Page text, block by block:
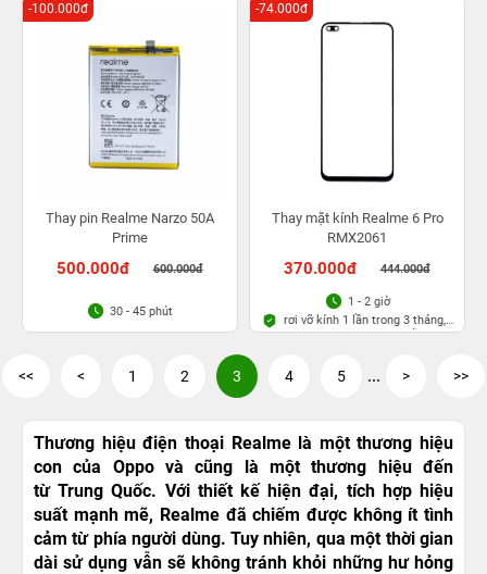
Thay pin Realme Narzo 50A
Prime
500.000đ 600.000đ
-100.000đ
30 - 45 phút
Thay mặt kính Realme 6 Pro
RMX2061
370.000đ 444.000đ
-74.000đ
1 - 2 giờ
rơi vỡ kính 1 lần trong 3 tháng,
Bảo hành bụi bọt vĩnh viễn
<< < 1 2 3 4 5 ... > >>
Thương hiệu điện thoại Realme là một thương hiệu
con của Oppo và cũng là một thương hiệu đến
từ Trung Quốc. Với thiết kế hiện đại, tích hợp hiệu
suất mạnh mẽ, Realme đã chiếm được không ít tình
cảm từ phía người dùng. Tuy nhiên, qua một thời gian
dài sử dụng vẫn sẽ không tránh khỏi những hư hỏng